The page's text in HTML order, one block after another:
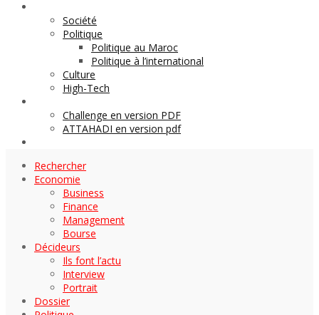
Société
Politique
Politique au Maroc
Politique à l’international
Culture
High-Tech
Challenge en version PDF
ATTAHADI en version pdf
Rechercher
Economie
Business
Finance
Management
Bourse
Décideurs
Ils font l’actu
Interview
Portrait
Dossier